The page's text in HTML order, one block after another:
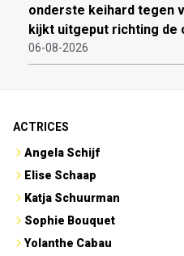
onderste keihard tegen
kijkt uitgeput richting de
06-08-2026
ACTRICES
Angela Schijf
Elise Schaap
Katja Schuurman
Sophie Bouquet
Yolanthe Cabau